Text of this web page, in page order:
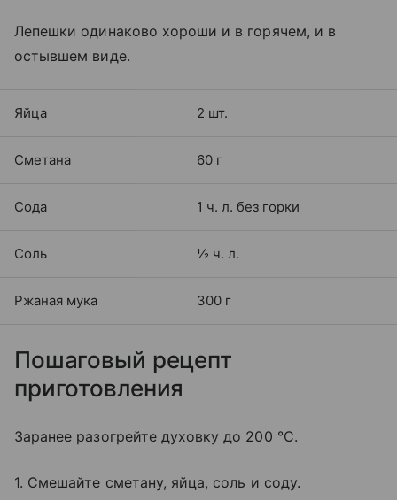
Лепешки одинаково хороши и в горячем, и в
остывшем виде.
Яйца 2 шт.
Сметана 60 г
Сода 1 ч. л. без горки
Соль ½ ч. л.
Ржаная мука 300 г
Пошаговый рецепт
приготовления
Заранее разогрейте духовку до 200 °C.
1. Смешайте сметану, яйца, соль и соду.